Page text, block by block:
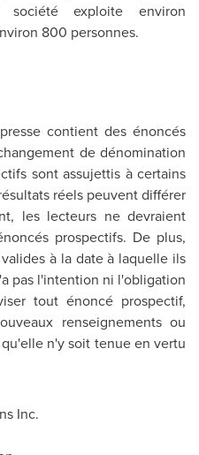
exploite environ
800 personnes.
contient des énoncés
de dénomination
sont assujettis à certains
réels peuvent différer
les lecteurs ne devraient
prospectifs. De plus,
à la date à laquelle ils
pas l'intention ni l'obligation
tout énoncé prospectif,
renseignements ou
n'y soit tenue en vertu
Inc.